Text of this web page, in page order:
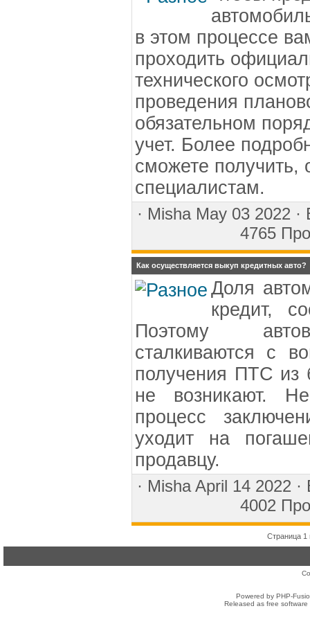
в этом процессе
проходить
технического
проведения
обязательном
учет. Более
сможете получить,
специалистам.
· MishaMay 03 2022 ·
4765
Как осуществляется выкуп кредитных авто?
Доля
кредит,
Поэтому
сталкиваются с
получения ПТС из
не возникают.
процесс
уходит на
продавцу.
· MishaApril 14 2022 ·
4002
Страница 1
Powered by PHP-
Released as free